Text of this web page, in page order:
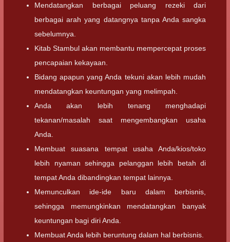
Mendatangkan berbagai peluang rezeki dari
berbagai arah yang datangnya tanpa Anda sangka
sebelumnya.
Kitab Stambul akan membantu mempercepat proses
pencapaian kekayaan.
Bidang apapun yang Anda tekuni akan lebih mudah
mendatangkan keuntungan yang melimpah.
Anda akan lebih tenang menghadapi
tekanan/masalah saat mengembangkan usaha
Anda.
Membuat suasana tempat usaha Anda/kios/toko
lebih nyaman sehingga pelanggan lebih betah di
tempat Anda dibandingkan tempat lainnya.
Memunculkan ide-ide baru dalam berbisnis,
sehingga memungkinkan mendatangkan banyak
keuntungan bagi diri Anda.
Membuat Anda lebih beruntung dalam hal berbisnis.